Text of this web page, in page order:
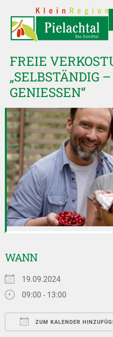
FREIE
„SELBSTÄNDIG
GENIESSEN“
WANN
19.09.2024
09:00 - 13:00
ZUM KALENDER